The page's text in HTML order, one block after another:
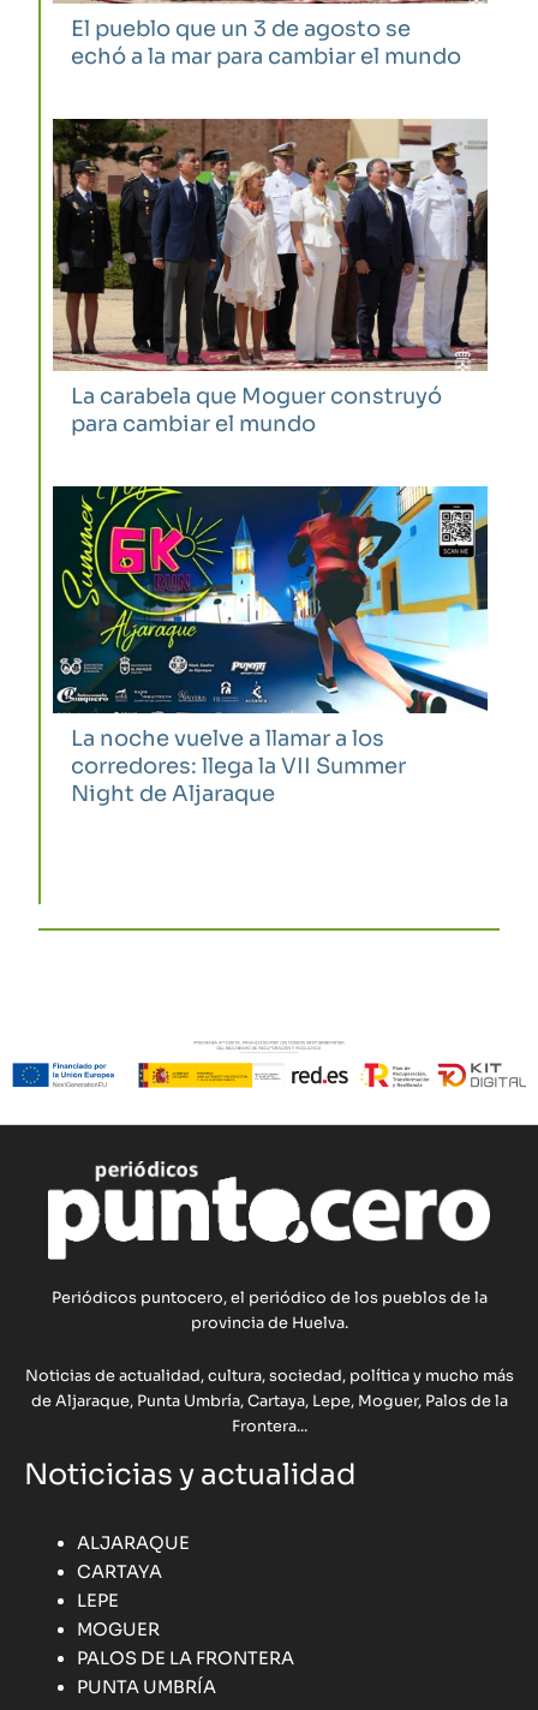
El pueblo que un 3 de agosto se
echó a la mar para cambiar el mundo
La carabela que Moguer construyó
para cambiar el mundo
La noche vuelve a llamar a los
corredores: llega la VII Summer
Night de Aljaraque
Periódicos puntocero, el periódico de los pueblos de la
provincia de Huelva.
Noticias de actualidad, cultura, sociedad, política y mucho más
de Aljaraque, Punta Umbría, Cartaya, Lepe, Moguer, Palos de la
Frontera...
Noticicias y actualidad
ALJARAQUE
CARTAYA
LEPE
MOGUER
PALOS DE LA FRONTERA
PUNTA UMBRÍA